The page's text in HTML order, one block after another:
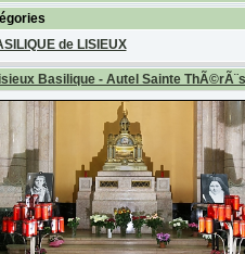
de LISIEUX
Basilique - Autel Sainte